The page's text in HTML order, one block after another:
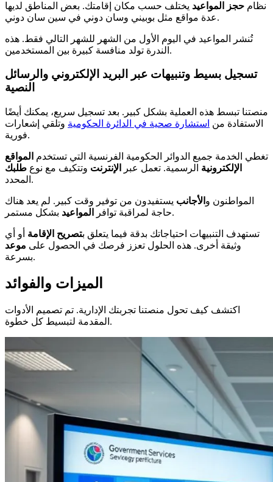
نظام حجز المواعيد يختلف حسب مكان إقامتك. بعض المناطق لديها
عدة مواقع مثل بوبيني وسان دوني في سين سان دوني.
تُنشر المواعيد في اليوم الأول من الشهر للشهر التالي فقط. هذه
الندرة تولد منافسة كبيرة بين المستخدمين.
تسجيل بسيط وتنبيهات عبر البريد الإلكتروني والرسائل
النصية
منصتنا تبسط هذه العملية بشكل كبير. بعد تسجيل سريع، يمكنك أيضًا
الاستفادة من استشارة صحية في الدائرة الحكومية وتلقي إشعارات
فورية.
تغطي الخدمة جميع الدوائر الحكومية الفرنسية التي تستخدم المواقع
الإلكترونية الرسمية. تعمل عبر الإنترنت وتتكيف مع نوع طلبك
المحدد.
المواطنون و الأجانب يستفيدون من توفير وقت كبير. لم يعد هناك
حاجة لمراقبة توافر
المواعيد بشكل مستمر.
تستهدف التنبيهات احتياجاتك بدقة فيما يتعلق بتصريح الإقامة أو أي
وثيقة أخرى. هذه الحلول تعزز فرصك في الحصول على موعد
بسرعة.
الميزات والفوائد
اكتشف كيف تحول منصتنا تجربتك الإدارية. تم تصميم الأدوات
المقدمة لتبسيط كل خطوة.